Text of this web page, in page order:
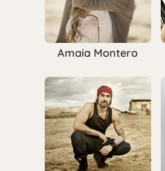
Amaia Montero